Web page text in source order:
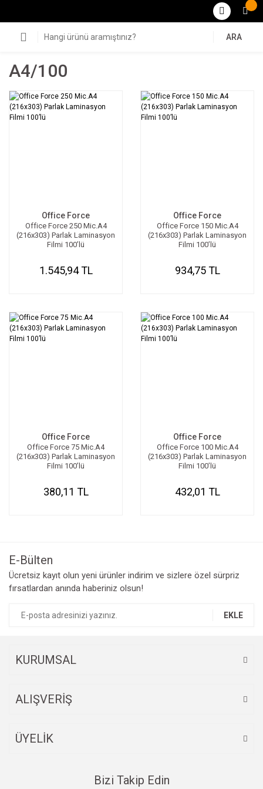
ARA
A4/100
Office Force
Office Force 250 Mic.A4
(216x303) Parlak Laminasyon
Filmi 100’lü
1.545,94 TL
Office Force
Office Force 150 Mic.A4
(216x303) Parlak Laminasyon
Filmi 100’lü
934,75 TL
Office Force
Office Force 75 Mic.A4
(216x303) Parlak Laminasyon
Filmi 100’lü
380,11 TL
Office Force
Office Force 100 Mic.A4
(216x303) Parlak Laminasyon
Filmi 100’lü
432,01 TL
E-Bülten
Ücretsiz kayıt olun yeni ürünler indirim ve sizlere özel sürpriz
fırsatlardan anında haberiniz olsun!
EKLE
KURUMSAL
ALIŞVERİŞ
ÜYELİK
Bizi Takip Edin